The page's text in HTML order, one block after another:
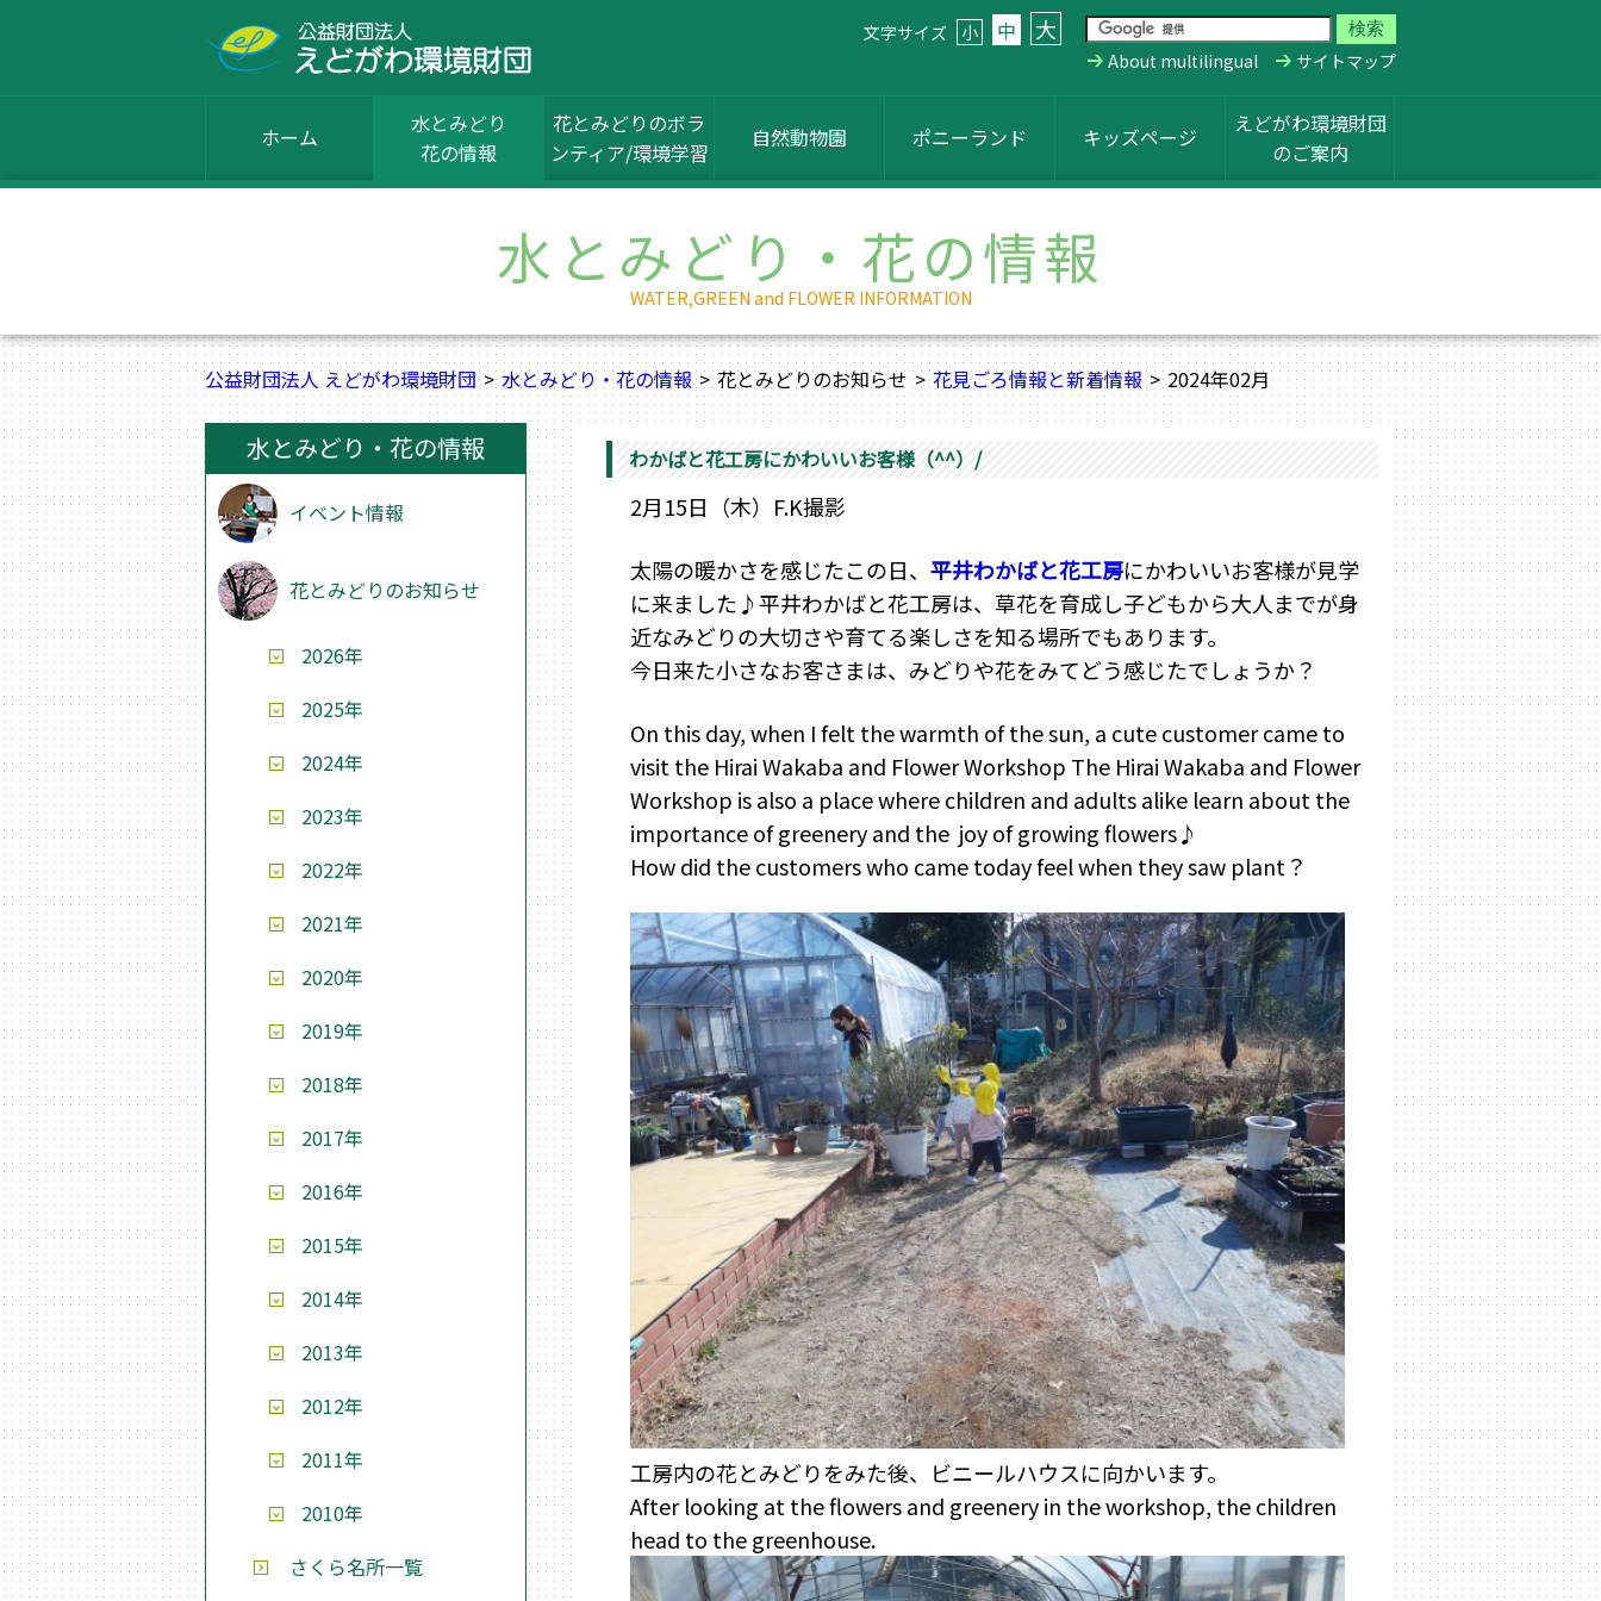
文字サイズ 小 中 大
About multilingual サイトマップ
ホーム
水とみどり
花の情報
花とみどりのボラ
ンティア/環境学習
自然動物園 ポニーランド キッズページ
えどがわ環境財団
のご案内
水とみどり・花の情報
WATER,GREEN and FLOWER INFORMATION
公益財団法人 えどがわ環境財団 水とみどり・花の情報 花とみどりのお知らせ 花見ごろ情報と新着情報 2024年02月
わかばと花工房にかわいいお客様（^^）/
2月15日（木）F.K撮影
太陽の暖かさを感じたこの日、 平井わかばと花工房にかわいいお客様が見学
に来ました♪平井わかばと花工房は、草花を育成し子どもから大人までが身
近なみどりの大切さや育てる楽しさを知る場所でもあります。
今日来た小さなお客さまは、みどりや花をみてどう感じたでしょうか？
On this day, when I felt the warmth of the sun, a cute customer came to
visit the Hirai Wakaba and Flower Workshop The Hirai Wakaba and Flower
Workshop is also a place where children and adults alike learn about the
importance of greenery and the joy of growing flowers♪
How did the customers who came today feel when they saw plant？
工房内の花とみどりをみた後、ビニールハウスに向かいます。
After looking at the flowers and greenery in the workshop, the children
head to the greenhouse.
水とみどり・花の情報
イベント情報
花とみどりのお知らせ
2026年
2025年
2024年
2023年
2022年
2021年
2020年
2019年
2018年
2017年
2016年
2015年
2014年
2013年
2012年
2011年
2010年
さくら名所一覧